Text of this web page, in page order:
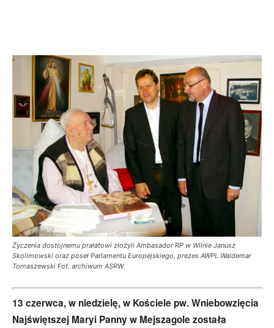
Życzenia dostojnemu prałatowi złożyli Ambasador RP w Wilnie Janusz
Skolimowski oraz poseł Parlamentu Europejskiego, prezes AWPL Waldemar
Tomaszewski Fot. archiwum ASRW
13 czerwca, w niedzielę, w Kościele pw. Wniebowzięcia
Najświętszej Maryi Panny w Mejszagole została